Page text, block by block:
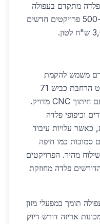
פלדה מתקדם בעפולה
מספק קורות תמיכה ופרופילים לכ-500 פרויקטים חדשים
משמש להקמת
גשרים ומבני ציבור. לדוגמה, פרויקט הרחבת כביש 71
כולל 2,000 טון פלדה מעובדת, עם חיתוך CNC מדויק.
וכיפופי פלדה
כאשר עלויות עיבוד
ערים סמוכות כמו חיפה
מהיר. הפרויקטים
פלדה מחוזקת
תומך במפעלי מזון
אריזה דורש דיוק